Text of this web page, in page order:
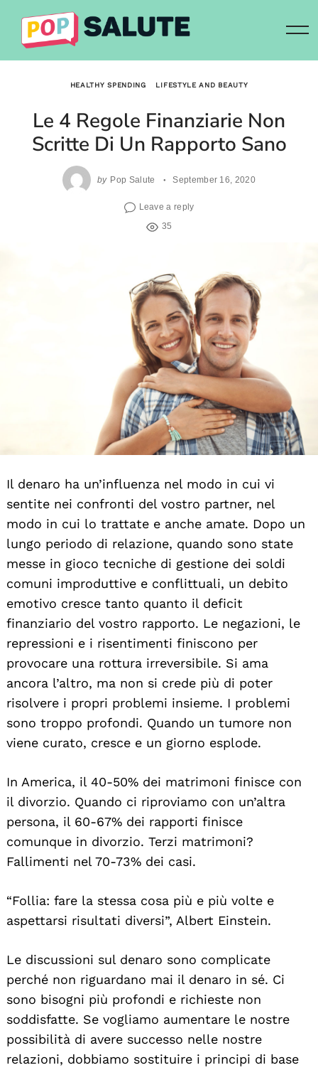
content
HEALTHY SPENDING LIFESTYLE AND BEAUTY
Le 4 Regole Finanziarie Non
Scritte Di Un Rapporto Sano
by Pop Salute September 16, 2020
Leave a reply
35
Il denaro ha un’influenza nel modo in cui vi
sentite nei confronti del vostro partner, nel
modo in cui lo trattate e anche amate. Dopo un
lungo periodo di relazione, quando sono state
messe in gioco tecniche di gestione dei soldi
comuni improduttive e conflittuali, un debito
emotivo cresce tanto quanto il deficit
finanziario del vostro rapporto. Le negazioni, le
repressioni e i risentimenti finiscono per
provocare una rottura irreversibile. Si ama
ancora l’altro, ma non si crede più di poter
risolvere i propri problemi insieme. I problemi
sono troppo profondi. Quando un tumore non
viene curato, cresce e un giorno esplode.
In America, il 40-50% dei matrimoni finisce con
il divorzio. Quando ci riproviamo con un’altra
persona, il 60-67% dei rapporti finisce
comunque in divorzio. Terzi matrimoni?
Fallimenti nel 70-73% dei casi.
“Follia: fare la stessa cosa più e più volte e
aspettarsi risultati diversi”, Albert Einstein.
Le discussioni sul denaro sono complicate
perché non riguardano mai il denaro in sé. Ci
sono bisogni più profondi e richieste non
soddisfatte. Se vogliamo aumentare le nostre
possibilità di avere successo nelle nostre
relazioni, dobbiamo sostituire i principi di base